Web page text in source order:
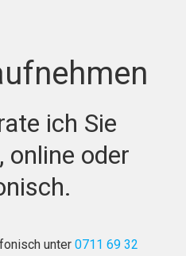
ich Sie
online oder
unter 0711 69 32